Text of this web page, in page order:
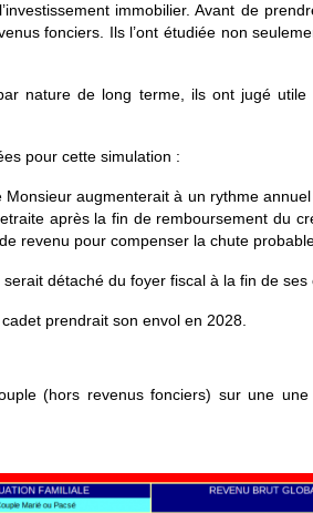
immobilier. Avant de
fonciers. Ils l’ont étudiée non
nature de long terme, ils ont jugé
pour cette simulation :
augmenterait à un rythme
après la fin de remboursement du
revenu pour compenser la chute
détaché du foyer fiscal à la fin de ses
prendrait son envol en 2028.
(hors revenus fonciers) sur une